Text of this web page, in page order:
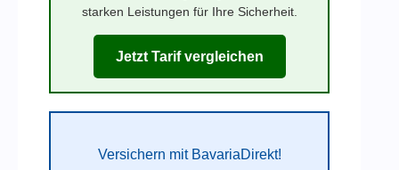
starken Leistungen für Ihre Sicherheit.
Jetzt Tarif vergleichen
Versichern mit BavariaDirekt!